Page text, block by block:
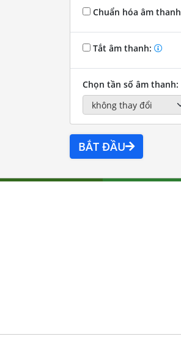
Chuẩn hóa âm thanh
Tắt âm thanh:
Chọn tần số âm thanh:
BẮT ĐẦU